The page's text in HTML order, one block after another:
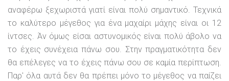
αναφέρω ξεχωριστά γιατί είναι πολύ σημαντικό. Τεχνικά
το καλύτερο μέγεθος για ένα μαχαίρι μάχης είναι οι 12
ίντσες. Άν όμως είσαι αστυνομικός είναι πολύ άβολο να
το έχεις συνέχεια πάνω σου. Στην πραγματικότητα δεν
θα επέλεγες να το έχεις πάνω σου σε καμία περίπτωση.
Παρ' όλα αυτά δεν θα πρέπει μόνο το μέγεθος να παίζει